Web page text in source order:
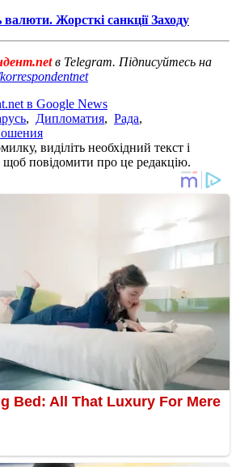
валюти. Жорсткі санкції Заходу
в Telegram. Підписуйтесь на
в Google News
, Дипломатия, Рада,
виділіть необхідний текст і
щоб повідомити про це редакцію.